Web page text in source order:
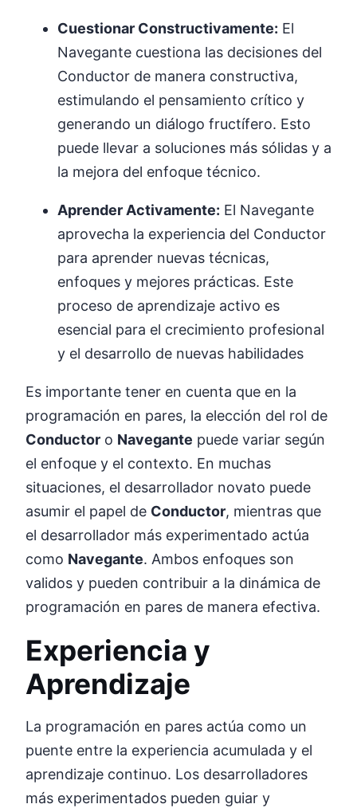
Cuestionar Constructivamente: El
Navegante cuestiona las decisiones del
Conductor de manera constructiva,
estimulando el pensamiento crítico y
generando un diálogo fructífero. Esto
puede llevar a soluciones más sólidas y a
la mejora del enfoque técnico.
Aprender Activamente: El Navegante
aprovecha la experiencia del Conductor
para aprender nuevas técnicas,
enfoques y mejores prácticas. Este
proceso de aprendizaje activo es
esencial para el crecimiento profesional
y el desarrollo de nuevas habilidades
Es importante tener en cuenta que en la
programación en pares, la elección del rol de
Conductoro Navegante puede variar según
el enfoque y el contexto. En muchas
situaciones, el desarrollador novato puede
asumir el papel de Conductor, mientras que
el desarrollador más experimentado actúa
como Navegante. Ambos enfoques son
validos y pueden contribuir a la dinámica de
programación en pares de manera efectiva.
Experiencia y
Aprendizaje
La programación en pares actúa como un
puente entre la experiencia acumulada y el
aprendizaje continuo. Los desarrolladores
más experimentados pueden guiar y